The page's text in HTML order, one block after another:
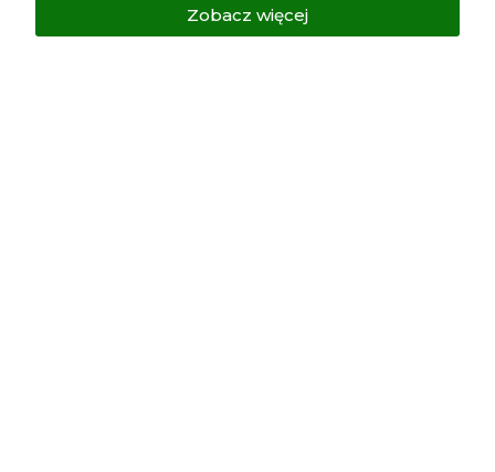
Zobacz więcej